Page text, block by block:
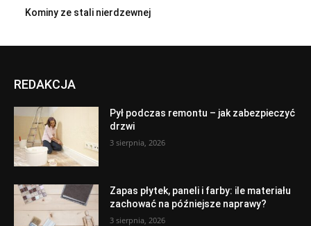
Kominy ze stali nierdzewnej
REDAKCJA
Pył podczas remontu – jak zabezpieczyć
drzwi
3 sierpnia, 2026
Zapas płytek, paneli i farby: ile materiału
zachować na późniejsze naprawy?
3 sierpnia, 2026